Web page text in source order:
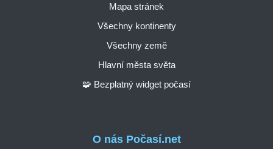
O nás Počasí.net
Mapa stránek
Všechny kontinenty
Všechny země
Hlavní města světa
🧩 Bezplatný widget počasí